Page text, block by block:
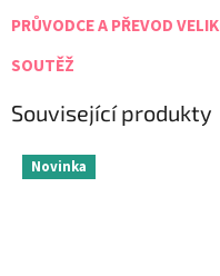
PRŮVODCE A PŘEVOD
SOUTĚŽ
Související produkty
Novinka